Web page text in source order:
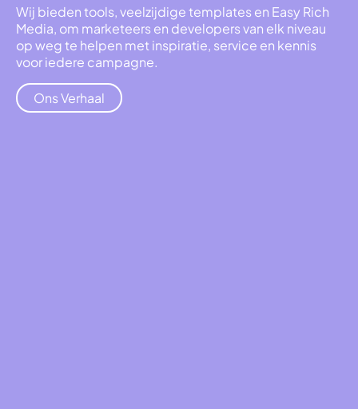
Wij bieden tools, veelzijdige templates en Easy Rich
Media, om marketeers en developers van elk niveau
op weg te helpen met inspiratie, service en kennis
voor iedere campagne.
Ons Verhaal